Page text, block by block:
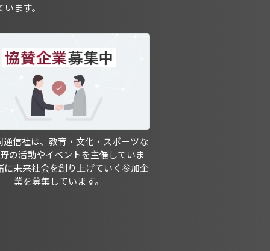
ます。
通信社は、教育・文化・スポーツな
の活動やイベントを主催していま
に未来社会を創り上げていく参加企
業を募集しています。